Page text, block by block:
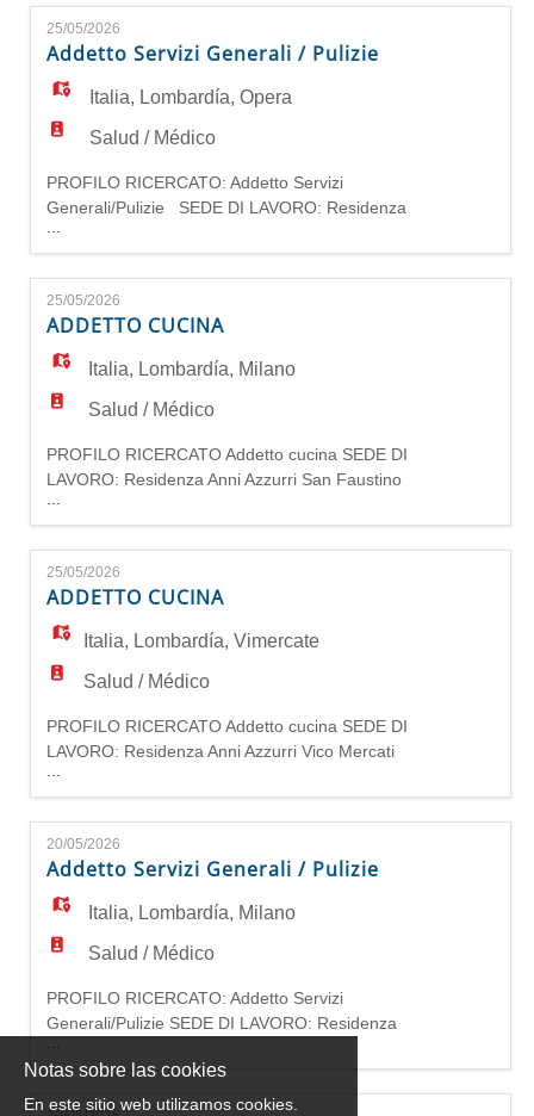
somministrazione. Provvede al lavaggio delle
stoviglie ed alla preparazione dei carrelli del
vitto, mantiene pulita la cucina. Collabora con
tutti i colleghi per il miglioramento delle
prestazioni er
25/05/2026
Addetto Servizi Generali / Pulizie
Italia, Lombardía,Opera
Salud / Médico
PROFILO RICERCATO: Addetto Servizi
Generali/Pulizie SEDE DI LAVORO: Residenza
Anni Azzurri Mirasole V. Paolo Borsellino 6 -
20090 Noverasco - Opera MI REQUISITI
Licenza media o diploma; Esperienza in pulizie
industriali; Preferibile provenienza dal settore
ospedaliero, sanitario o socio sanitario. La
ricerca è rivolta a entrambi i sess
25/05/2026
ADDETTO CUCINA
Italia, Lombardía, Milano
Salud / Médico
PROFILO RICERCATO Addetto cucina SEDE DI
LAVORO: Residenza Anni Azzurri San Faustino
V. San Faustino 21 - 20134 Milano MI
REQUISITI - Diploma di Istituto alberghiero; -
esperienza pregressa nella mansione; -
preferibile provenienza dal settore
ospedaliero/sanitario o ristorazione collettiva; -
automunito. La ricerca è rivolta a entrambi i s
25/05/2026
ADDETTO CUCINA
Italia, Lombardía,Vimercate
Salud / Médico
PROFILO RICERCATO Addetto cucina SEDE DI
LAVORO: Residenza Anni Azzurri Vico Mercati
Via Rossino - VIMERCATE (MB), 20871
REQUISITI - Diploma di Istituto alberghiero; -
esperienza pregressa nella mansione; -
preferibile provenienza dal settore
ospedaliero/sanitario o ristorazione collettiva; -
automunito. La ricerca è rivolta a entrambi i
20/05/2026
Addetto Servizi Generali / Pulizie
Italia, Lombardía, Milano
Salud / Médico
PROFILO RICERCATO: Addetto Servizi
Generali/Pulizie SEDE DI LAVORO: Residenza
Anni Azzurri Sant'Ambrogio V. Felice Lope De
Vega 2 - 20143 Milano MI REQUISITI Licenza
media o diploma; Esperienza in pulizie
...
Notas sobre las cookies
En este sitio web utilizamos cookies.